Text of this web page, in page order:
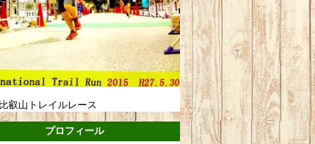
叡山トレイルレース
プロフィール